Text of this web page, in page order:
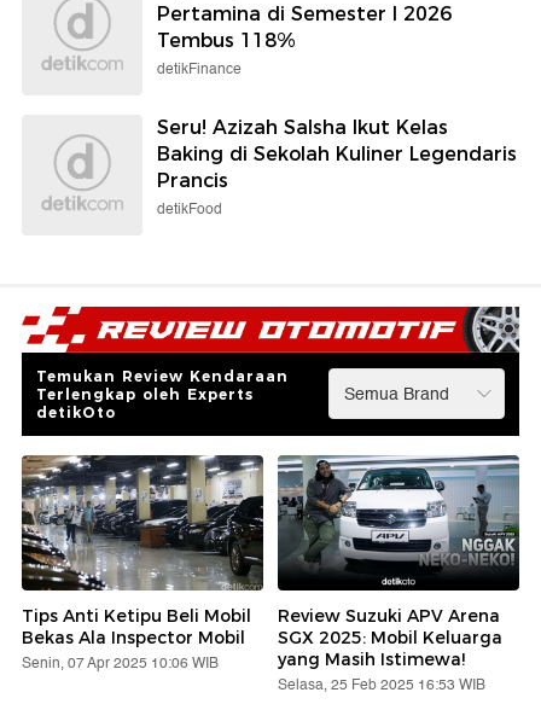
Pertamina di Semester I 2026
Tembus 118%
detikFinance
Seru! Azizah Salsha Ikut Kelas
Baking di Sekolah Kuliner Legendaris
Prancis
detikFood
Temukan Review Kendaraan
Terlengkap oleh Experts
detikOto
Tips Anti Ketipu Beli Mobil
Bekas Ala Inspector Mobil
Senin, 07 Apr 2025 10:06 WIB
Review Suzuki APV Arena
SGX 2025: Mobil Keluarga
yang Masih Istimewa!
Selasa, 25 Feb 2025 16:53 WIB